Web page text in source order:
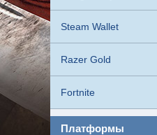
Steam Wallet
Razer Gold
Fortnite
платформы